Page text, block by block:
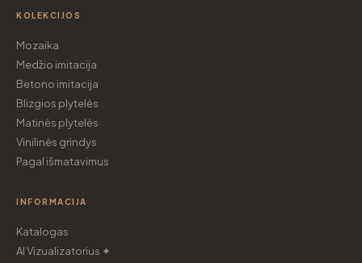
KOLEKCIJOS
Mozaika
Medžio imitacija
Betono imitacija
Blizgios plytelės
Matinės plytelės
Vinilinės grindys
Pagal išmatavimus
INFORMACIJA
Katalogas
AI Vizualizatorius ✦